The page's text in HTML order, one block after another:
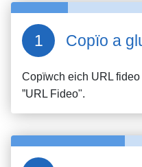
Copïo a
Copïwch eich URL fideo
”URL Fideo".